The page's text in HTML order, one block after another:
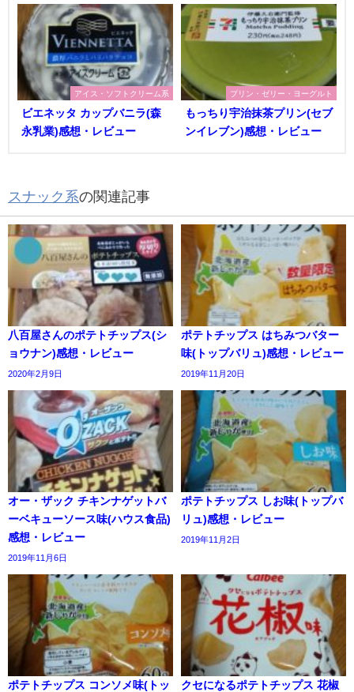
アイス・ソフトクリーム系
ビエネッタ カップバニラ(森
永乳業)感想・レビュー
プリン・ゼリー・ヨーグルト
もっちり宇治抹茶プリン(セブ
ンイレブン)感想・レビュー
スナック系の関連記事
八百屋さんのポテトチップス(シ
ョウナン)感想・レビュー
2020年2月9日
ポテトチップス はちみつバター
味(トップバリュ)感想・レビュー
2019年11月20日
オー・ザック チキンナゲットバ
ーベキューソース味(ハウス食品)
感想・レビュー
2019年11月6日
ポテトチップス しお味(トップバ
リュ)感想・レビュー
2019年11月2日
ポテトチップス コンソメ味(トッ
クセになるポテトチップス 花椒